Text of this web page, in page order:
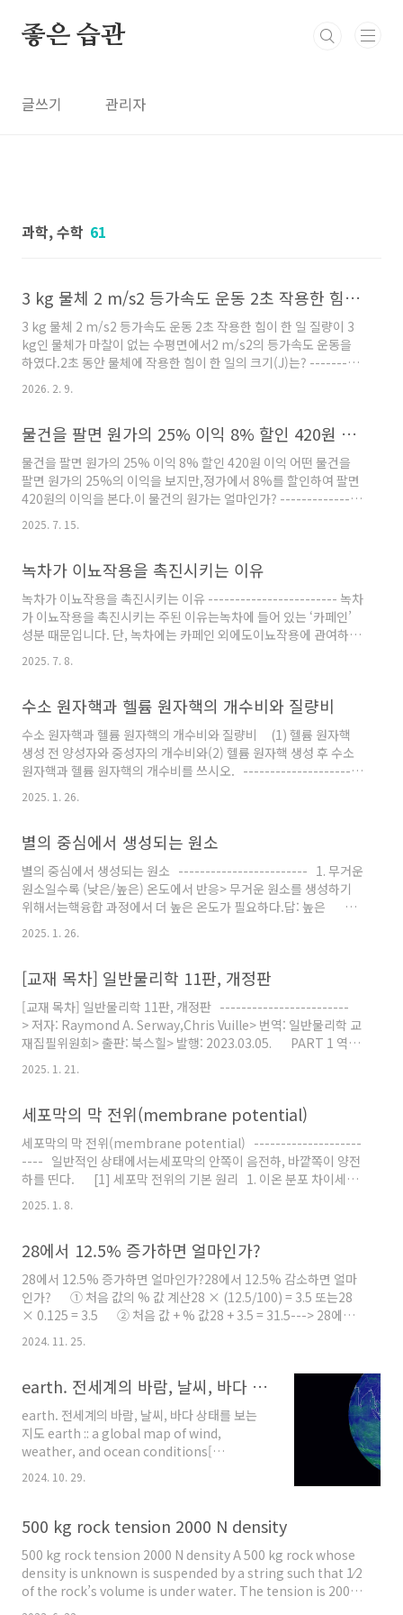
좋은 습관
글쓰기 관리자
과학, 수학 61
3 kg 물체 2 m/s2 등가속도 운동 2초 작용한 힘이 한 일
3 kg 물체 2 m/s2 등가속도 운동 2초 작용한 힘이 한 일 질량이 3
kg인 물체가 마찰이 없는 수평면에서2 m/s2의 등가속도 운동을
하였다.2초 동안 물체에 작용한 힘이 한 일의 크기(J)는? ----------
-------------- [뉴턴 제2법칙]F = ma= (3 kg) (2 m/s2)= 6
kg•m/s2= 6 N 물체가 정지 상태에서 출발했다고 가정하면,“등가
리(S): 단위는 m> 초기 속도(v_0) = 0 m/s> 시간(t) = 2 s> 가속도
(a) = 2 m/s2 S = v_0•t + (1/2)at^2= 0×2 + (1/2)×2×2^2= 4
m ..
2026. 2. 9.
물건을 팔면 원가의 25% 이익 8% 할인 420원 이익
물건을 팔면 원가의 25% 이익 8% 할인 420원 이익 어떤 물건을
팔면 원가의 25%의 이익을 보지만,정가에서 8%를 할인하여 팔면
420원의 이익을 본다.이 물건의 원가는 얼마인가? ---------------
--------- 25% 이익이면,이익 = 원가 × (25/100) 정가 = 원가 +
이익= 원가 + (원가 × (25/100))= 원가 × (1 + (25/100))= 원가
(125/100) 정가에서 8% 할인하면,할인가 = 정가 × 92%= 정가
× (92/100)= (원가 × (125/100)) × (92/100)= 원가 ×
(125/100) × (92/100..
2025. 7. 15.
녹차가 이뇨작용을 촉진시키는 이유
녹차가 이뇨작용을 촉진시키는 이유 ------------------------ 녹차
가 이뇨작용을 촉진시키는 주된 이유는녹차에 들어 있는 ‘카페인’
성분 때문입니다. 단, 녹차에는 카페인 외에도이뇨작용에 관여하는
여러 성분들이 있습니다. [카페인의 작용 메커니즘] ▶ 항이뇨호르
몬(ADH) 억제> 카페인은 뇌하수체에서 분비되는항이뇨호르몬
작용 촉진 ▶ 신장 혈류량 증가> 카페인은 신장으로 가는 혈류량을
늘려여과량을 증가시킵니다.---> 이뇨작용 촉진 [보충] 카페인은
신장에서 아데노신(Adenosine) 수용체를 차단하여, 신장의 혈관
을 확장시키고 사구체 여과율(Glomerular Filtra..
2025. 7. 8.
수소 원자핵과 헬륨 원자핵의 개수비와 질량비
수소 원자핵과 헬륨 원자핵의 개수비와 질량비 (1) 헬륨 원자핵
생성 전 양성자와 중성자의 개수비와(2) 헬륨 원자핵 생성 후 수소
원자핵과 헬륨 원자핵의 개수비를 쓰시오. ----------------------
-- (1) 헬륨 원자핵 생성 전, 양성자와 중성자의 개수비> 우주 초기
대폭발(빅뱅) 직후, 고온 상태에서양성자가 중성자보다 더 안정했
(2) 헬륨 원자핵 생성 후, 수소 원자핵과 헬륨 원자핵의 개수비> 빅
뱅 핵합성에서,초기 우주의 25%는 헬륨으로, 나머지 75%는 수소
로 변환되었다.이 때문에 수소 원자핵이 헬륨 원자핵보다 약 12배
더 많이 남았다.답: 수소 원자핵 : 헬륨 원자핵 ≒ 12..
2025. 1. 26.
별의 중심에서 생성되는 원소
별의 중심에서 생성되는 원소 ------------------------ 1. 무거운
원소일수록 (낮은/높은) 온도에서 반응> 무거운 원소를 생성하기
위해서는핵융합 과정에서 더 높은 온도가 필요하다.답: 높은 2.
질량이 큰 별일수록 중심 온도가 (높아짐/낮아짐)> 질량이 큰 별은
중력이 강하기 때문에중심부의 압력과 온도가 높아진다.답: 높아짐
정도인 별: 탄소(C) 또는 산소(O)2) 질량이 태양보다 매우 큰 별: 철
(Fe) 4. 별의 내부에서 생성되는 가장 무거운 원소: 철(Fe)이유:
가장 (안정한) 원소이기 때문( 참고
https://ywpop.tistory.com/4645 )( 참..
2025. 1. 26.
[교재 목차] 일반물리학 11판, 개정판
[교재 목차] 일반물리학 11판, 개정판 ------------------------
> 저자: Raymond A. Serway,Chris Vuille> 번역: 일반물리학 교
재집필위원회> 출판: 북스힐> 발행: 2023.03.05. PART 1 역학
Chapter 1. 단위, 삼각함수 및 벡터Chapter 2. 일차원 운동
Chapter 3. 이차원 운동Chapter 4. 뉴턴의 운동법칙Chapter 5.
중력Chapter 8. 회전 평형과 회전 동역학Chapter 9. 고체와 유체
의 에너지Chapter 12. 열역학 법칙..
2025. 1. 21.
세포막의 막 전위(membrane potential)
세포막의 막 전위(membrane potential) --------------------
---- 일반적인 상태에서는세포막의 안쪽이 음전하, 바깥쪽이 양전
하를 띤다. [1] 세포막 전위의 기본 원리 1. 이온 분포 차이세포
막은 선택적 투과성을 가진 이중층 구조로,특정 이온들의 이동을 조
절한다.> 세포 안쪽: 칼륨 이온(K^+) 농도가 높고,단백질 등 음전하
소 이온(Cl^-) 농도가 높다. 2. 이온 펌프의 작용세포막에는 나트
륨-칼륨 펌프(Na^+/K^+ ATPase)가 존재하여ATP 에너지를 사용
해 Na^+를 세포 밖으로, K^+를 세포 안으로 이동시킨다.이 펌프는
3개의 Na^+를 내보내고 2개의..
2025. 1. 8.
28에서 12.5% 증가하면 얼마인가?
28에서 12.5% 증가하면 얼마인가?28에서 12.5% 감소하면 얼마
인가? ① 처음 값의 % 값 계산28 × (12.5/100) = 3.5 또는28
× 0.125 = 3.5 ② 처음 값 + % 값28 + 3.5 = 31.5---> 28에서
12.5% 증가한 값 ③ 처음 값 – % 값28 – 3.5 = 24.5---> 28에
서 12.5% 감소한 값 [참고] 퍼센트의 정의25% = (25 / 100)
https://ywpop.tistory.com/2656 ) [키워드] 몇 프로 증가
기준, 몇 프로 감소 기준, 몇 % 증가 기준, 몇 % 감소 기준
2024. 11. 25.
earth. 전세계의 바람, 날씨, 바다 상태를 보는 지도
earth. 전세계의 바람, 날씨, 바다 상태를 보는
지도 earth :: a global map of wind,
weather, and ocean conditions[
https://earth.nullschool.net/ ] See
current wind, weather, ocean, and
supercomputers, on an interactive
animated map. Updated every three
hours. 슈퍼컴퓨터로 예보하는 현재의 바람, 날
씨, 해양 및 오염 상황을 확인하세요.인터랙티브
애니메이션 맵은 세 시간 간격으로 업데이트됩니
2024. 10. 29.
500 kg rock tension 2000 N density
500 kg rock tension 2000 N density A 500 kg rock whose
density is unknown is suspended by a string such that 1⁄2
of the rock’s volume is under water. The tension is 2000
N. Find the density of the rock. ----------------------------